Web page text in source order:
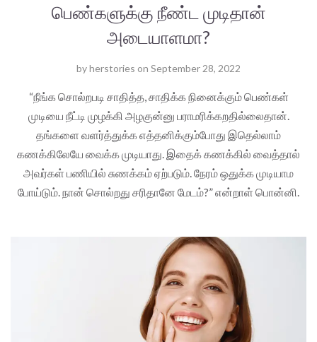
பெண்களுக்கு நீண்ட முடிதான்
அடையாளமா?
byherstories on September 28, 2022
“நீங்க சொல்றபடி சாதித்த, சாதிக்க நினைக்கும் பெண்கள்
முடியை நீட்டி முழக்கி அழகுன்னு பராமரிக்கறதில்லைதான்.
தங்களை வளர்த்துக்க எத்தனிக்கும்போது இதெல்லாம்
கணக்கிலேயே வைக்க முடியாது. இதைக் கணக்கில் வைத்தால்
அவர்கள் பணியில் சுணக்கம் ஏற்படும். நேரம் ஒதுக்க முடியாம
போய்டும். நான் சொல்றது சரிதானே மேடம்?” என்றாள் பொன்னி.